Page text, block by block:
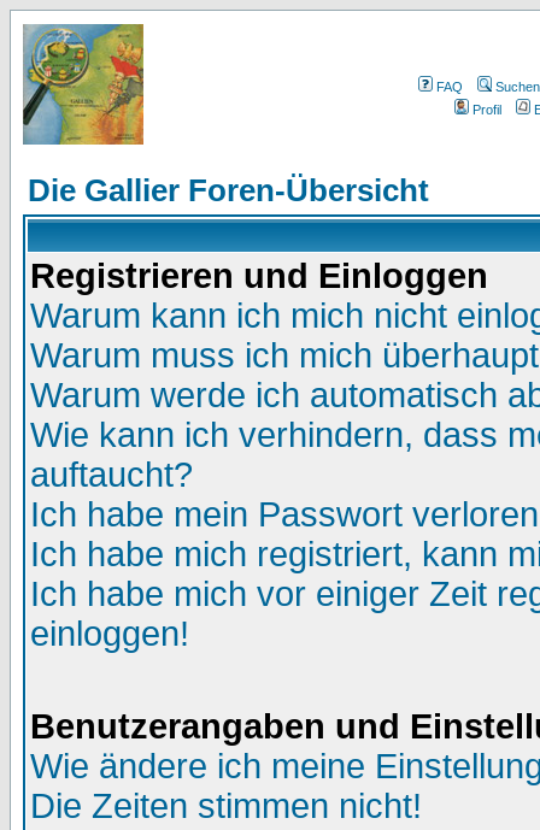
FAQ
Suchen
Profil
Die Gallier Foren-Übersicht
Registrieren und Einloggen
Warum kann ich mich nicht
Warum muss ich mich
Warum werde ich automatisch
Wie kann ich verhindern, dass
auftaucht?
Ich habe mein Passwort
Ich habe mich registriert, kann
Ich habe mich vor einiger Zeit
einloggen!
Benutzerangaben und
Wie ändere ich meine
Die Zeiten stimmen nicht!